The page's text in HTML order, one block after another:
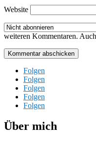
Website
weiteren Kommentaren.
Kommentar abschicken
Folgen
Folgen
Folgen
Folgen
Folgen
Über mich